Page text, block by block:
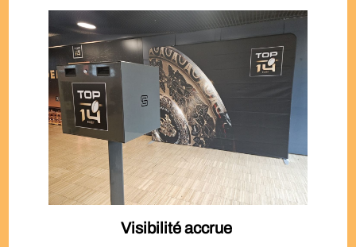
Visibilité accrue